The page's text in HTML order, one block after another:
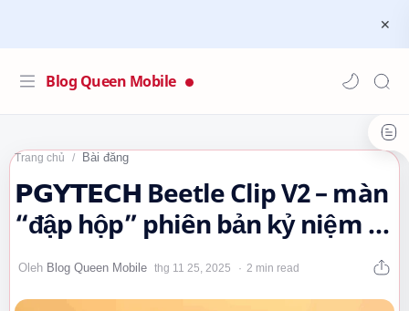
Blog Queen Mobile
Trang chủ Bài đăng
𝗣𝗚𝗬𝗧𝗘𝗖𝗛 Beetle Clip V2 – màn
“đập hộp” phiên bản kỷ niệm 10
năm đầy cuốn hút 🌿🤔💖…
2 min read